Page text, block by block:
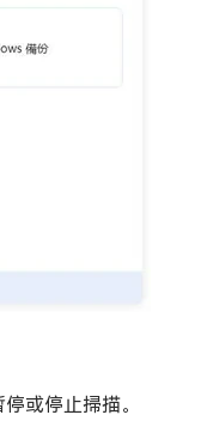
或停止掃描。